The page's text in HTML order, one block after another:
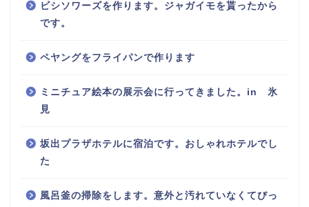
ビシソワーズを作ります。ジャガイモを貰ったから
です。
ペヤングをフライパンで作ります
ミニチュア絵本の展示会に行ってきました。in 氷
見
坂出プラザホテルに宿泊です。おしゃれホテルでし
た
風呂釜の掃除をします。意外と汚れていなくてびっ